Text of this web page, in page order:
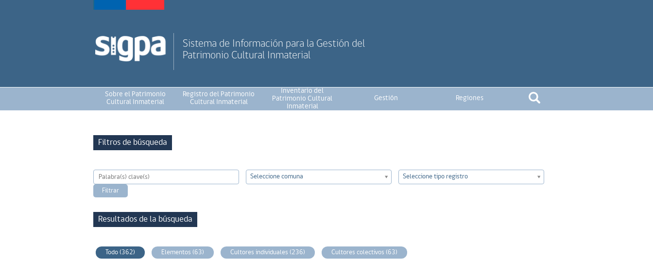
Sistema de Información para la Gestión del
Patrimonio Cultural Inmaterial
Sobre el Patrimonio
Cultural Inmaterial
Registro del Patrimonio
Cultural Inmaterial
Inventario del
Patrimonio Cultural
Inmaterial
Gestión Regiones
Filtros de búsqueda
Seleccione comuna
Seleccione tipo registro
Filtrar
Resultados de la búsqueda
Todo (362) Elementos (63) Cultores individuales (236) Cultores colectivos (63)